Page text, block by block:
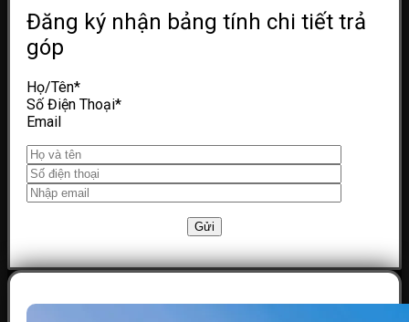
Đăng ký nhận bảng tính chi tiết trả
góp
Họ/Tên*
Số Điện Thoại*
Email